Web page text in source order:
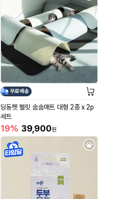
무료배송
딩동펫 펠릿 숨숨매트 대형 2종 x 2p
세트
19% 39,900원